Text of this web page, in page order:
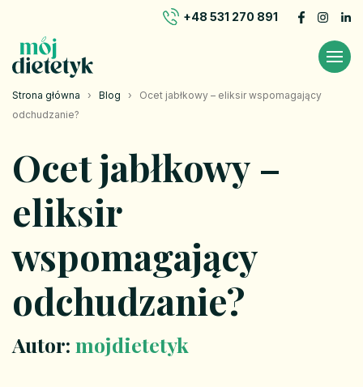
+48 531 270 891
Strona główna › Blog › Ocet jabłkowy – eliksir wspomagający
odchudzanie?
Ocet jabłkowy –
eliksir
wspomagający
odchudzanie?
Autor: mojdietetyk